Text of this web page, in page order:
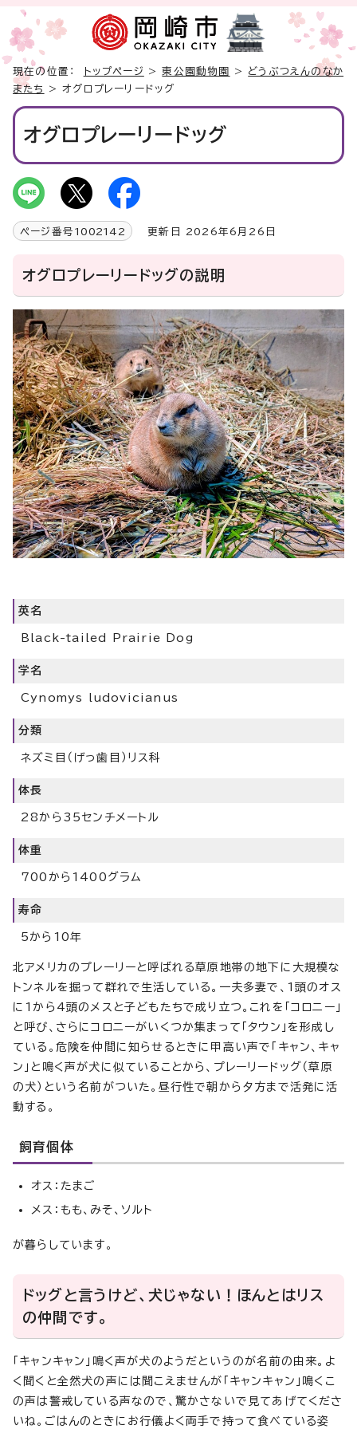
現在の位置： トップページ > 東公園動物園 > どうぶつえんのなか
またち
> オグロプレーリードッグ
オグロプレーリードッグ
ページ番号 1002142 更新日 2026年6月26日
オグロプレーリードッグの説明
英名
Black-tailed Prairie Dog
学名
Cynomys ludovicianus
分類
ネズミ目（げっ歯目）リス科
体長
28から35センチメートル
体重
700から1400グラム
寿命
5から10年
北アメリカのプレーリーと呼ばれる草原地帯の地下に大規模な
トンネルを掘って群れで生活している。一夫多妻で、1頭のオス
に1から4頭のメスと子どもたちで成り立つ。これを「コロニー」
と呼び、さらにコロニーがいくつか集まって「タウン」を形成し
ている。危険を仲間に知らせるときに甲高い声で「キャン、キャ
ン」と鳴く声が犬に似ていることから、プレーリードッグ（草原
の犬）という名前がついた。昼行性で朝から夕方まで活発に活
動する。
飼育個体
オス：たまご
メス：もも、みそ、ソルト
が暮らしています。
ドッグと言うけど、犬じゃない！ほんとはリス
の仲間です。
「キャンキャン」鳴く声が犬のようだというのが名前の由来。よ
く聞くと全然犬の声には聞こえませんが「キャンキャン」鳴くこ
の声は警戒している声なので、驚かさないで見てあげてくださ
いね。ごはんのときにお行儀よく両手で持って食べている姿